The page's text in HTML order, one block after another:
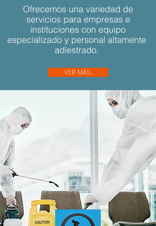
Ofrecemos una variedad de
servicios para empresas e
instituciones con equipo
especializado y personal altamente
adiestrado.
VER MÁS...